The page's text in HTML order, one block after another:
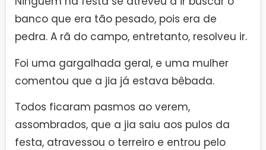
banco que era tão pesado, pois era de
pedra. A rã do campo, entretanto, resolveu ir.
Foi uma gargalhada geral, e uma mulher
comentou que a jia já estava bêbada.
Todos ficaram pasmos ao verem,
assombrados, que a jia saiu aos pulos da
festa, atravessou o terreiro e entrou pelo